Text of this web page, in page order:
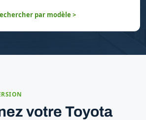
par modèle >
votre Toyota